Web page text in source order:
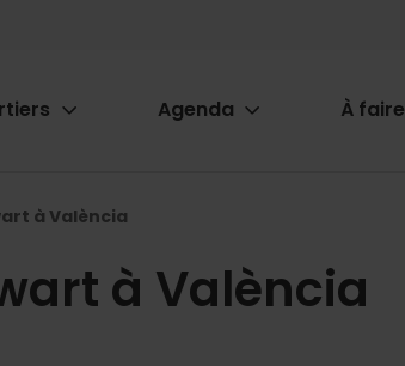
Agenda À faire
à València
à València